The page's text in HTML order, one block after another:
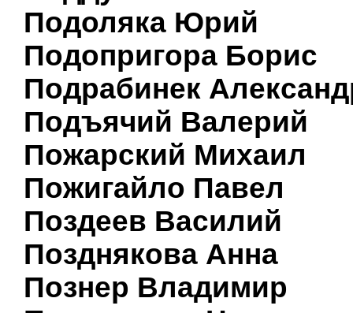
Подоляка Юрий
Подопригора Борис
Подрабинек
Подъячий Валерий
Пожарский Михаил
Пожигайло Павел
Поздеев Василий
Позднякова Анна
Познер Владимир